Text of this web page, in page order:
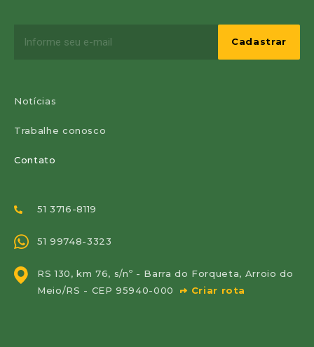
Notícias
Trabalhe conosco
Contato
51 3716-8119
51 99748-3323
RS 130, km 76, s/nº - Barra do Forqueta, Arroio do
Meio/RS - CEP 95940-000
Criar rota